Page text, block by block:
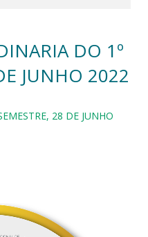
DO 1º
JUNHO 2022
28 DE JUNHO